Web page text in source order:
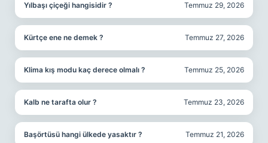
Yılbaşı çiçeği hangisidir ? Temmuz 29, 2026
Kürtçe ene ne demek ? Temmuz 27, 2026
Klima kış modu kaç derece olmalı ? Temmuz 25, 2026
Kalb ne tarafta olur ? Temmuz 23, 2026
Başörtüsü hangi ülkede yasaktır ? Temmuz 21, 2026